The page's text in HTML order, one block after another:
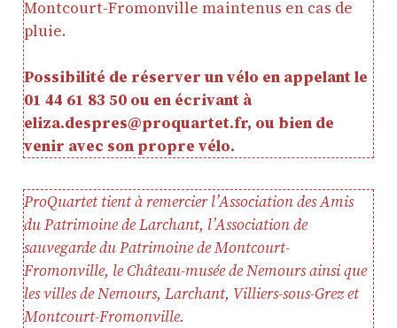
Montcourt-Fromonville maintenus en cas de
pluie.
Possibilité de réserver un vélo en appelant le
01 44 61 83 50 ou en écrivant à
eliza.despres@proquartet.fr, ou bien de
venir avec son propre vélo.
ProQuartet tient à remercier l’Association des Amis
du Patrimoine de Larchant, l’Association de
sauvegarde du Patrimoine de Montcourt-
Fromonville, le Château-musée de Nemours ainsi que
les villes de Nemours, Larchant, Villiers-sous-Grez et
Montcourt-Fromonville.